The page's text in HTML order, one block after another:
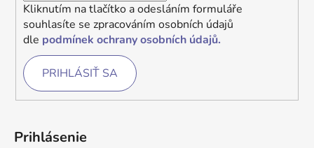
Kliknutím na tlačítko a odesláním formuláře
souhlasíte se zpracováním osobních údajů
dle podmínek ochrany osobních údajů.
PRIHLÁSIŤ SA
Prihlásenie